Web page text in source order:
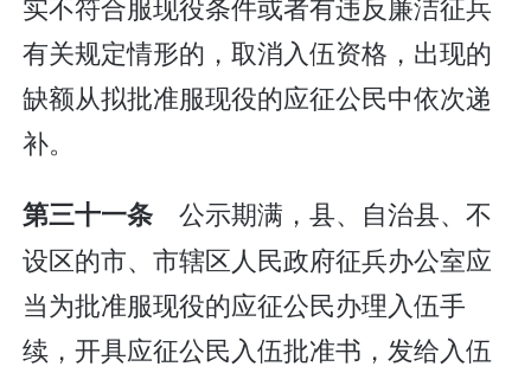
有关规定情形的，取消入伍资格，出现的
缺额从拟批准服现役的应征公民中依次递
补。
第三十一条 公示期满，县、自治县、不
设区的市、市辖区人民政府征兵办公室应
当为批准服现役的应征公民办理入伍手
续，开具应征公民入伍批准书，发给入伍